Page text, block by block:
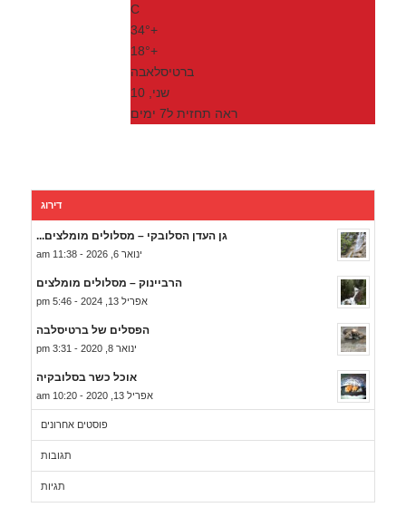
C
+
34°
+
18°
ברטיסלאבה
שני, 10
ראה תחזית ל7 ימים
דירוג
גן העדן הסלובקי – מסלולים מומלצים...
ינואר 6, 2026 - 11:38 am
הרביינוק – מסלולים מומלצים
אפריל 13, 2024 - 5:46 pm
הפסלים של ברטיסלבה
ינואר 8, 2020 - 3:31 pm
אוכל כשר בסלובקיה
אפריל 13, 2020 - 10:20 am
פוסטים אחרונים
תגובות
תגיות